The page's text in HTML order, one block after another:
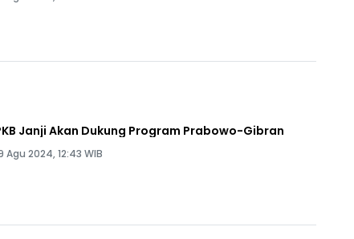
Janji Akan Dukung Program Prabowo-Gibran
Agu 2024, 12:43 WIB